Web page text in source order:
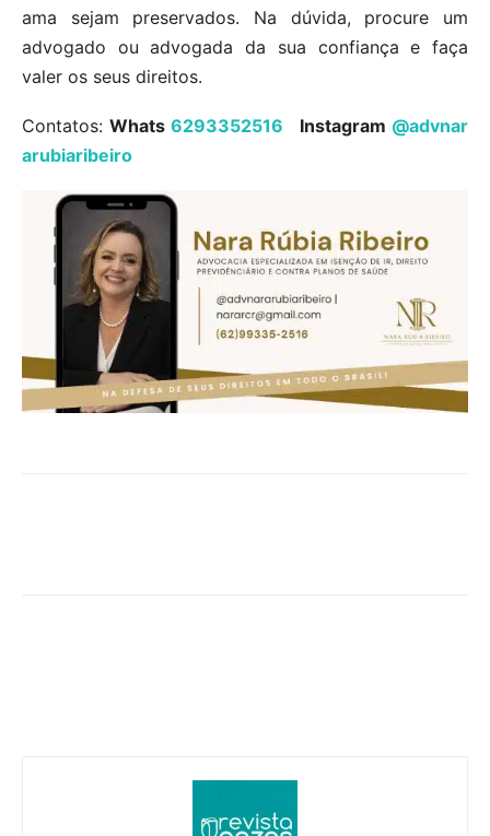
ama sejam preservados. Na dúvida, procure um
advogado ou advogada da sua confiança e faça
valer os seus direitos.
Contatos: Whats 6293352516 Instagram @advnar
arubiaribeiro